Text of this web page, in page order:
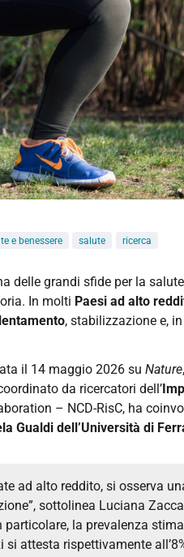
e benessere salute ricerca
delle grandi sfide per la
In molti Paesi ad alto
, stabilizzazione e,
il 14 maggio 2026 su Nature
da ricercatori dell’
– NCD-RisC, ha
Gualdi dell’Università di
ad alto reddito, si osserva
sottolinea Luciana
particolare, la prevalenza
attesta rispettivamente